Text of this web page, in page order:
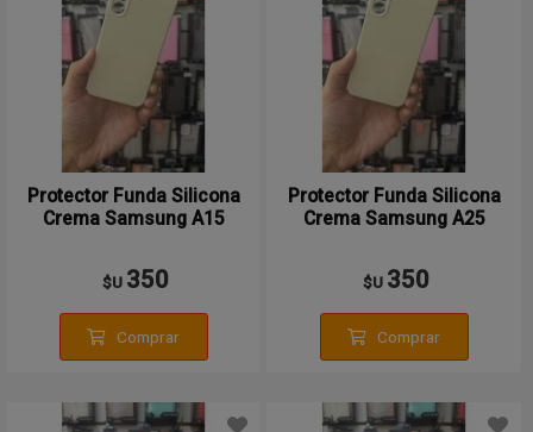
Protector Funda Silicona
Crema Samsung A15
$U 350
Comprar
Protector Funda Silicona
Crema Samsung A25
$U 350
Comprar